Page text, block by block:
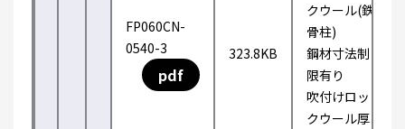
FP060CN-
0540-3
pdf
323.8KB
クウール(鉄
骨柱)
鋼材寸法制
限有り
吹付けロッ
クウール厚